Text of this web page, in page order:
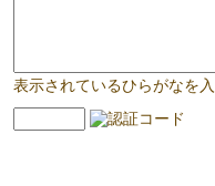
表示されているひらがなを